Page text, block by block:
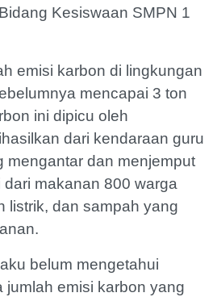
Kesiswaan SMPN 1
emisi karbon di lingkungan
mencapai 3 ton
ini dipicu oleh
dari kendaraan guru
mengantar dan menjemput
makanan 800 warga
listrik, dan sampah yang
belum mengetahui
jumlah emisi karbon yang